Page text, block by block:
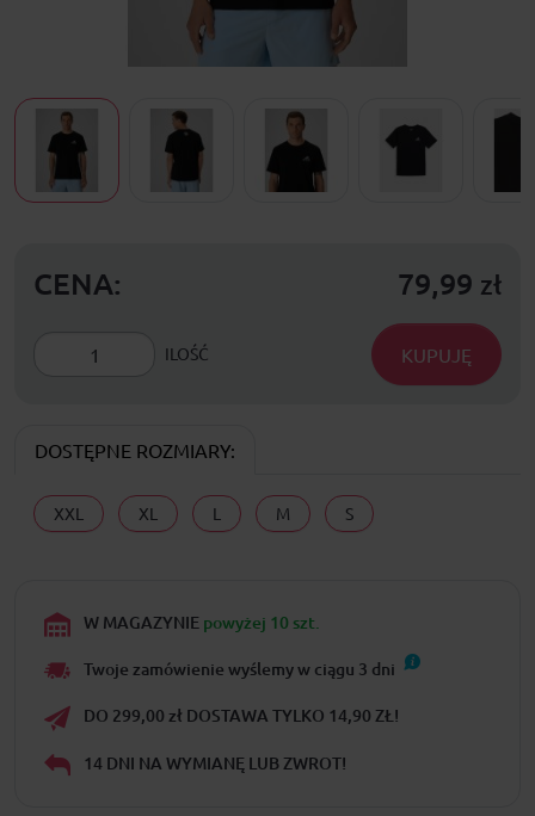
CENA: 79,99 zł
ILOŚĆ KUPUJĘ
DOSTĘPNE ROZMIARY:
XXL XL L M S
W MAGAZYNIE powyżej 10 szt.
Twoje zamówienie wyślemy w ciągu 3 dni
DO 299,00 zł DOSTAWA TYLKO 14,90 ZŁ!
14 DNI NA WYMIANĘ LUB ZWROT!